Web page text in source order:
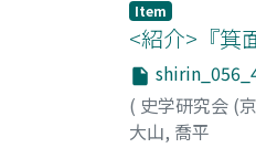
Item
<紹介>『箕
( 史学研究会 (
大山, 喬平